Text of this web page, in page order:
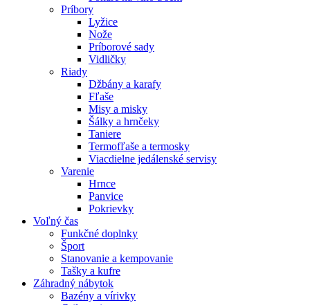
Príbory
Lyžice
Nože
Príborové sady
Vidličky
Riady
Džbány a karafy
Fľaše
Misy a misky
Šálky a hrnčeky
Taniere
Termofľaše a termosky
Viacdielne jedálenské servisy
Varenie
Hrnce
Panvice
Pokrievky
Voľný čas
Funkčné doplnky
Šport
Stanovanie a kempovanie
Tašky a kufre
Záhradný nábytok
Bazény a vírivky